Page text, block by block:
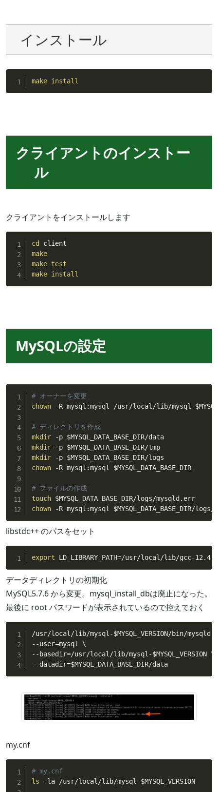
インストール
make install
クライアントのインストー
ル
クライアントをインストールします
cd
make
make test
make install
MySQLの設定
# オーナーを変更
chown -R mysql:mysql /usr/local/lib/mysql-
# ディレクトリを作成
mkdir -p $MYSQL_DATA_BASE_DIR
mkdir -p $MYSQL_DATA_BASE_DIR
mkdir -p $MYSQL_DATA_BASE_DIR
chown -R mysql:mysql $MYSQL_DATA_BASE_DIR
# ファイルの作成
touch $MYSQL_DATA_BASE_DIR
chown -R mysql:mysql $MYSQL_DATA_BASE_DIR/logs/
libstdc++ のパスをセット
export LD_LIBRARY_PATH=/usr/local/lib/gcc-
データディレクトリの初期化
MySQL5.7.6 から変更。mysql_install_dbは廃止になった。
最後に root パスワードが表示されているので控えておく
/usr/local/lib/mysql-$MYSQL_VERSION/bin/
--user=mysql \
--basedir=/usr/local/lib/mysql-$MYSQL_VERSION \
--datadir=$MYSQL_DATA_BASE_DIR/data
my.cnf
# my.cnf
ls -la /usr/local/lib/mysql-$MYSQL_VERSION